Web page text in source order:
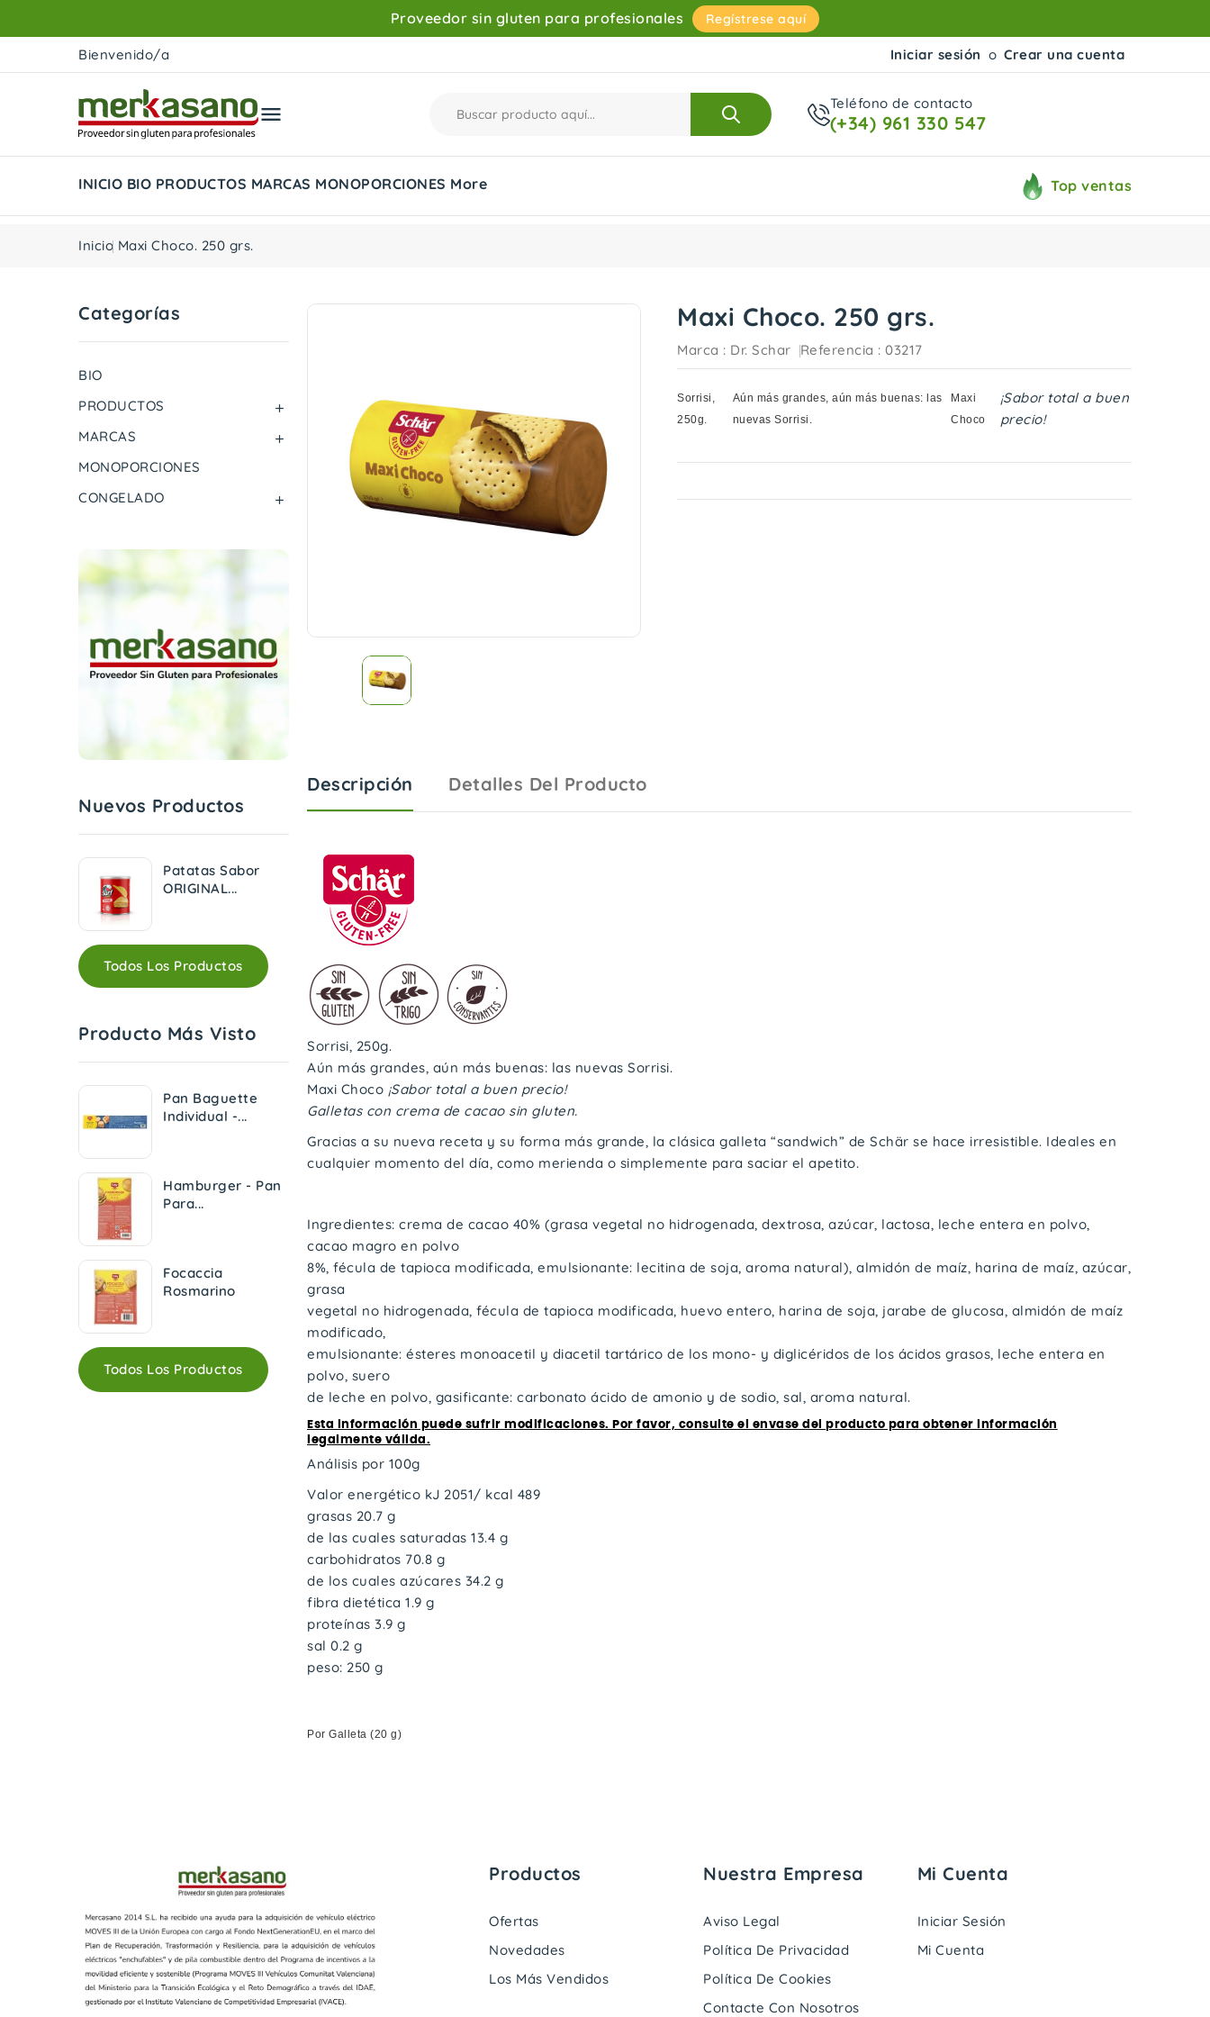
Proveedor sin gluten para profesionales Regístrese aquí
Bienvenido/a Iniciar sesión o Crear una cuenta
 Teléfono de contacto
(+34) 961 330 547
INICIO BIO PRODUCTOS MARCAS MONOPORCIONES More Top ventas
Inicio Maxi Choco. 250 grs.
Categorías
BIO
PRODUCTOS

MARCAS 
MONOPORCIONES
CONGELADO

Nuevos Productos
Patatas Sabor
ORIGINAL...
Todos Los Productos
Producto Más Visto
Pan Baguette
Individual -...
Hamburger - Pan
Para...
Focaccia
Rosmarino
Todos Los Productos
Maxi Choco. 250 grs.
Marca : Dr. Schar Referencia : 03217
Sorrisi,
250g.
Aún más grandes, aún más buenas: las
nuevas Sorrisi.
Maxi
Choco
¡Sabor total a buen
precio!
Descripción Detalles Del Producto
Sorrisi, 250g.
Aún más grandes, aún más buenas: las nuevas Sorrisi.
Maxi Choco ¡Sabor total a buen precio!
Galletas con crema de cacao sin gluten.
Gracias a su nueva receta y su forma más grande, la clásica galleta “sandwich” de Schär se hace irresistible. Ideales en
cualquier momento del día, como merienda o simplemente para saciar el apetito.
Ingredientes: crema de cacao 40% (grasa vegetal no hidrogenada, dextrosa, azúcar, lactosa, leche entera en polvo,
cacao magro en polvo
8%, fécula de tapioca modificada, emulsionante: lecitina de soja, aroma natural), almidón de maíz, harina de maíz, azúcar,
grasa
vegetal no hidrogenada, fécula de tapioca modificada, huevo entero, harina de soja, jarabe de glucosa, almidón de maíz
modificado,
emulsionante: ésteres monoacetil y diacetil tartárico de los mono- y diglicéridos de los ácidos grasos, leche entera en
polvo, suero
de leche en polvo, gasificante: carbonato ácido de amonio y de sodio, sal, aroma natural.
Esta información puede sufrir modificaciones. Por favor, consulte el envase del producto para obtener información
legalmente válida.
Análisis por 100g
Valor energético kJ 2051/ kcal 489
grasas 20.7 g
de las cuales saturadas 13.4 g
carbohidratos 70.8 g
de los cuales azúcares 34.2 g
fibra dietética 1.9 g
proteínas 3.9 g
sal 0.2 g
peso: 250 g
Por Galleta (20 g)
Productos
Ofertas
Novedades
Los Más Vendidos
Nuestra Empresa
Aviso Legal
Política De Privacidad
Política De Cookies
Contacte Con Nosotros
Mi Cuenta
Iniciar Sesión
Mi Cuenta